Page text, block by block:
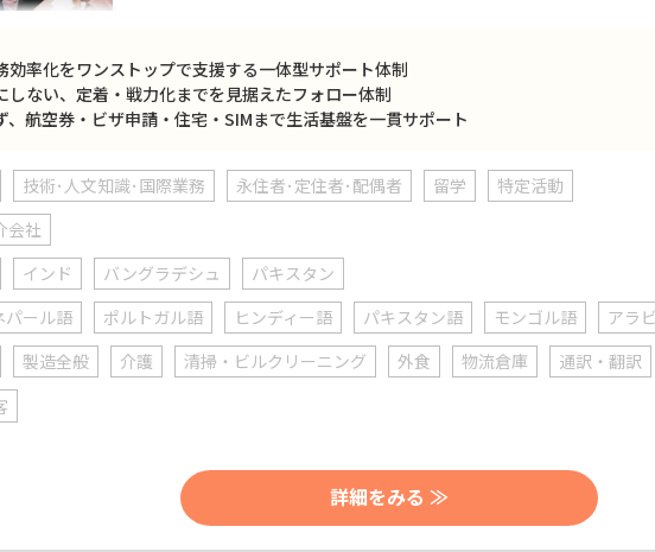
効率化をワンストップで支援する一体型サポート体制
しない、定着・戦力化までを見据えたフォロー体制
、航空券・ビザ申請・住宅・SIMまで生活基盤を一貫サポート
技術･人文知識･国際業務 永住者･定住者･配偶者 留学
特定活動
会社
インド バングラデシュ
パキスタン
パール語 ポルトガル語 ヒンディー語 パキスタン語 モンゴル語
アラ
製造全般 介護 清掃・ビルクリーニング 外食 物流倉庫 通訳・翻訳
詳細をみる ≫